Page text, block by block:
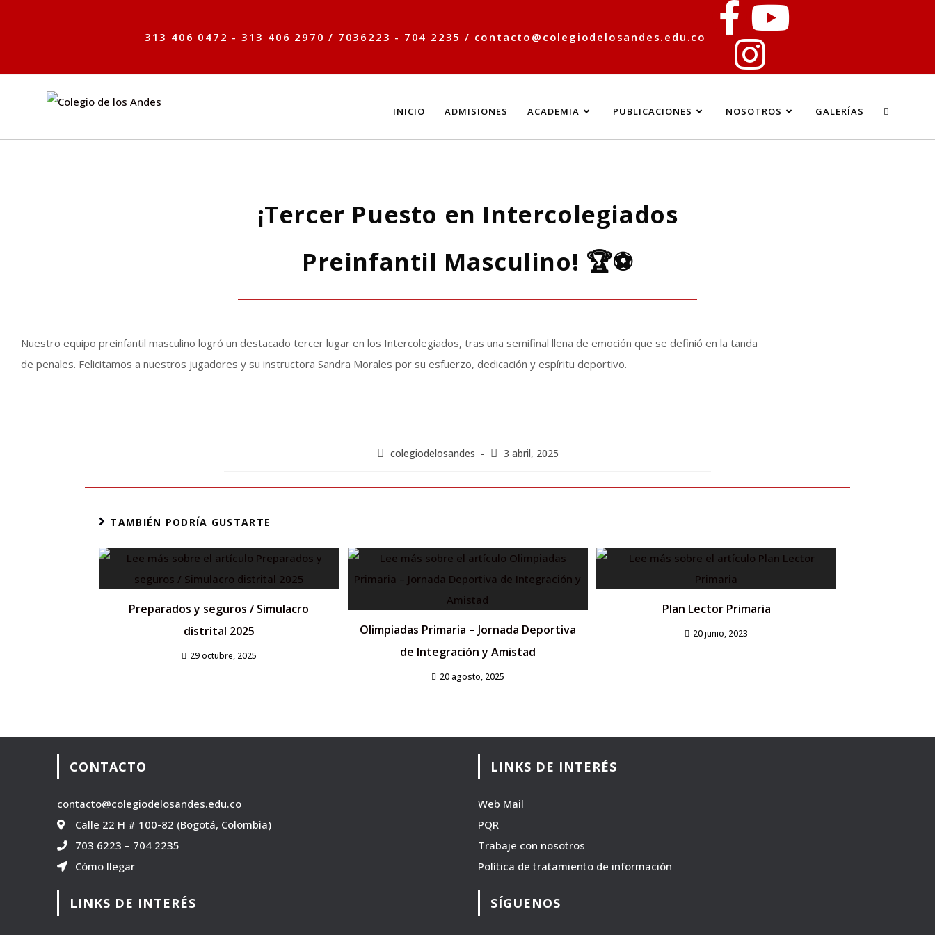
313 406 0472 - 313 406 2970 / 7036223 - 704 2235 / contacto@colegiodelosandes.edu.co
INICIO ADMISIONES ACADEMIA PUBLICACIONES NOSOTROS GALERÍAS
¡Tercer Puesto en Intercolegiados
Preinfantil Masculino! 🏆⚽
Nuestro equipo preinfantil masculino logró un destacado tercer lugar en los Intercolegiados, tras una semifinal llena de emoción que se definió en la tanda
de penales. Felicitamos a nuestros jugadores y su instructora Sandra Morales por su esfuerzo, dedicación y espíritu deportivo.
colegiodelosandes 3 abril, 2025
TAMBIÉN PODRÍA GUSTARTE
Preparados y seguros / Simulacro
distrital 2025
29 octubre, 2025
Olimpiadas Primaria – Jornada Deportiva
de Integración y Amistad
20 agosto, 2025
Plan Lector Primaria
20 junio, 2023
CONTACTO
contacto@colegiodelosandes.edu.co
Calle 22 H # 100-82 (Bogotá, Colombia)
703 6223 – 704 2235
Cómo llegar
LINKS DE INTERÉS
LINKS DE INTERÉS
Web Mail
PQR
Trabaje con nosotros
Política de tratamiento de información
SÍGUENOS